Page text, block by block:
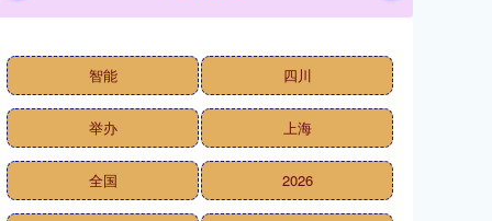
智能 四川
举办 上海
全国 2026